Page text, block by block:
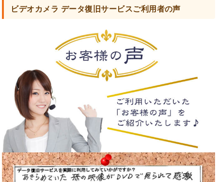
ビデオカメラ データ復旧サービスご利用者の声